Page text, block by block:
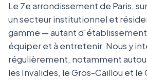
Le 7e arrondissement de Paris,
un secteur institutionnel et
gamme — autant
équiper et à entretenir. Nous y
régulièrement, notamment
les Invalides, le Gros-Caillou et